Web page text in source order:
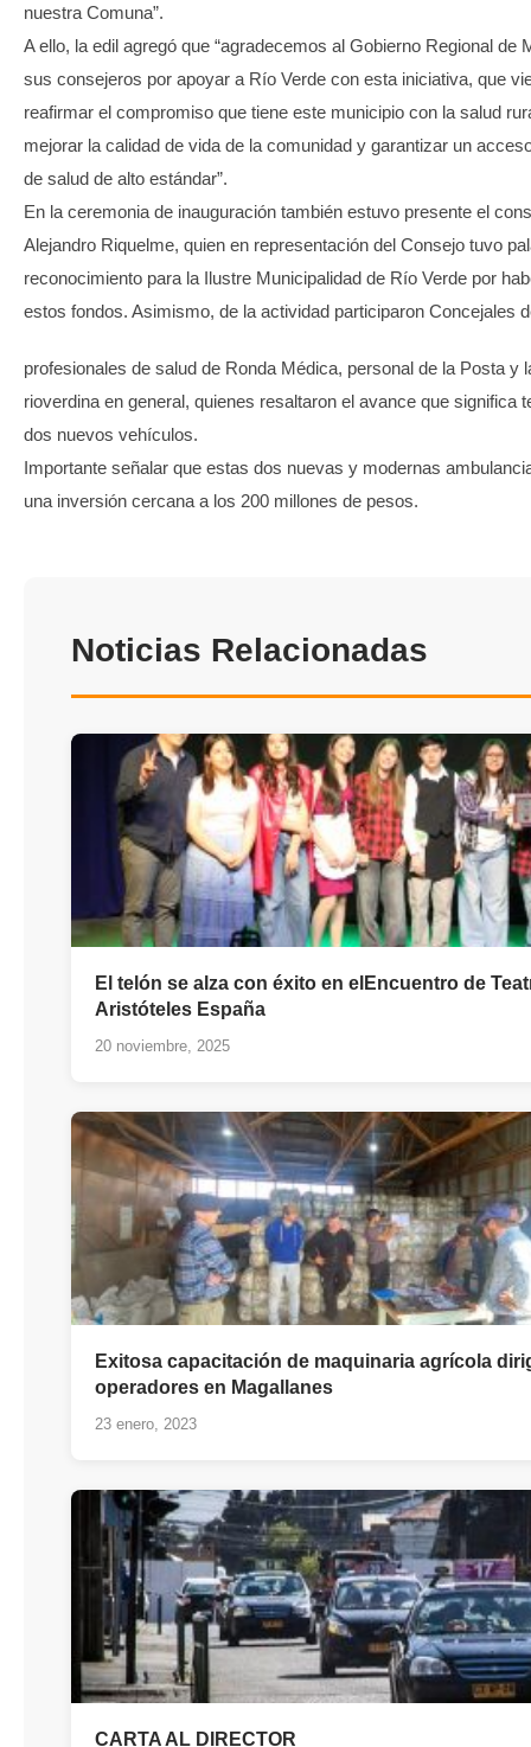
nuestra Comuna”.
A ello, la edil agregó que “agradecemos al Gobierno Regional de
sus consejeros por apoyar a Río Verde con esta iniciativa, que
reafirmar el compromiso que tiene este municipio con la salud
mejorar la calidad de vida de la comunidad y garantizar un
de salud de alto estándar”.
En la ceremonia de inauguración también estuvo presente el
Alejandro Riquelme, quien en representación del Consejo tuvo
reconocimiento para la Ilustre Municipalidad de Río Verde por
estos fondos. Asimismo, de la actividad participaron Concejales
profesionales de salud de Ronda Médica, personal de la Posta y
rioverdina en general, quienes resaltaron el avance que significa
dos nuevos vehículos.
Importante señalar que estas dos nuevas y modernas
una inversión cercana a los 200 millones de pesos.
Noticias Relacionadas
El telón se alza con éxito en elEncuentro de
Aristóteles España
20 noviembre, 2025
Exitosa capacitación de maquinaria agrícola
operadores en Magallanes
23 enero, 2023
CARTA AL DIRECTOR